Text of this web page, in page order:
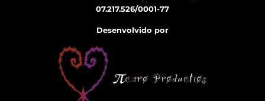
07.217.526/0001-77
Desenvolvido por